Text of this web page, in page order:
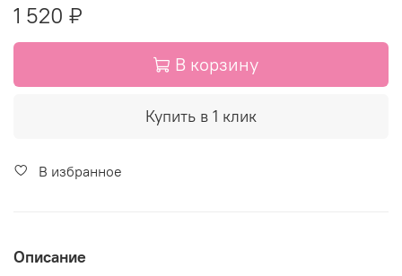
1 520 ₽
В корзину
Купить в 1 клик
В избранное
Описание